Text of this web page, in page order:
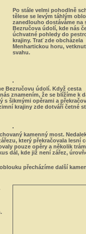
Po stále velmi pohodlně
tělese se levým táhlým
zanedlouho dostáváme na
Bezručova údolí, kde nás
úchvatné pohledy do
krajiny. Trať zde obcházela
Menhartickou horu,
svahu.
Bezručovu údolí. Když cesta
znamením, že se blížíme k
s šikmými opěrami a
krajiny zde dotváří četné
kamenný most.
který překračovala lesní
pouze opěry a několik
dál, kde již není zářez,
přecházíme další